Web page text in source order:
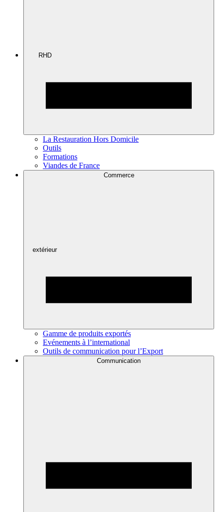
RHD
La Restauration Hors Domicile
Outils
Formations
Viandes de France
Commerce
extérieur
Gamme de produits exportés
Evénements à l’international
Outils de communication pour l’Export
Communication